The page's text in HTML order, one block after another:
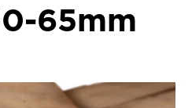
65mm